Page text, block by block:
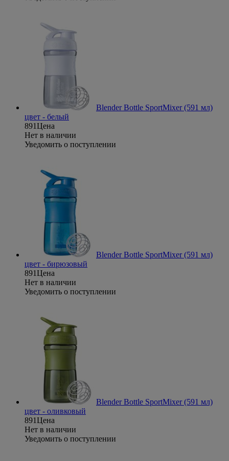
Blender Bottle SportMixer (591 мл)
цвет - белый
891Цена
Нет в наличии
Уведомить о поступлении
Blender Bottle SportMixer (591 мл)
цвет - бирюзовый
891Цена
Нет в наличии
Уведомить о поступлении
Blender Bottle SportMixer (591 мл)
цвет - оливковый
891Цена
Нет в наличии
Уведомить о поступлении